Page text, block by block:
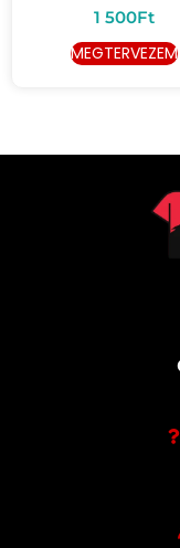
1 500Ft
MEGTERVEZEM